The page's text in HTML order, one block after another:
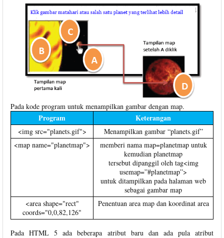
Pada kode program untuk menampilkan gambar dengan map.
Program Keterangan
<img src="planets.gif">
Menampilkan gambar “planets.gif”
<map name="planetmap">
memberi nama map=planetmap untuk
kemudian planetmap
tersebut dipanggil oleh tag<img
usemap=”#planetmap”>
untuk ditampilkan pada halaman web
sebagai gambar map
<area shape="rect"
coords="0,0,82,126"
Penentuan area map dan koordinat area
Pada HTML 5 ada beberapa atribut baru dan ada pula atribut